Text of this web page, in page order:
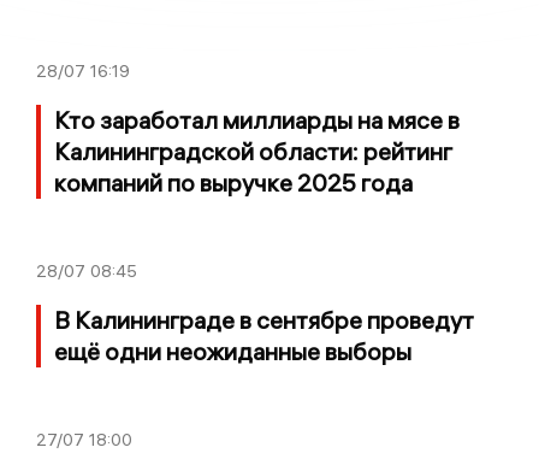
28/07 16:19
Кто заработал миллиарды на мясе в
Калининградской области: рейтинг
компаний по выручке 2025 года
28/07 08:45
В Калининграде в сентябре проведут
ещё одни неожиданные выборы
27/07 18:00